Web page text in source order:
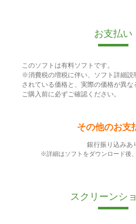
お支払い
このソフトは有料ソフトです。
※消費税の増税に伴い、ソフト詳細説
されている価格と、実際の価格が異な
ご購入前に必ずご確認ください。
その他のお支
銀行振り込みあ
※詳細はソフトをダウンロード後
スクリーンシ